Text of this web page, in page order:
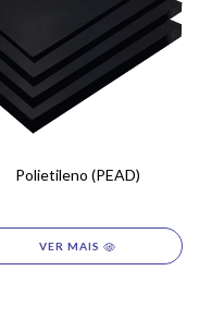
Polietileno (PEAD)